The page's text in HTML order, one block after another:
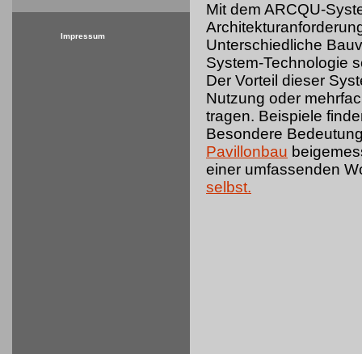
Mit dem ARCQU-
Unterschiedliche
System-Technologie
Der Vorteil dieser
Nutzung oder
tragen. Beispiele
Besondere
Pavillonbau
einer umfassenden
selbst.
Impressum